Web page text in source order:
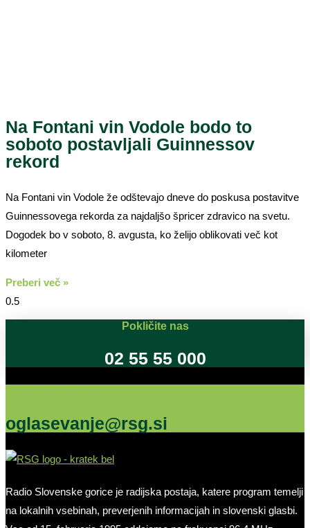
Na Fontani vin Vodole bodo to
soboto postavljali Guinnessov
rekord
Na Fontani vin Vodole že odštevajo dneve do poskusa postavitve
Guinnessovega rekorda za najdaljšo špricer zdravico na svetu.
Dogodek bo v soboto, 8. avgusta, ko želijo oblikovati več kot
kilometer
Preberi več »
Pokličite nas
02 55 55 000
oglasevanje@rsg.si
Radio Slovenske gorice je radijska postaja, katere program temelji
na lokalnih vsebinah, preverjenih informacijah in slovenski glasbi.